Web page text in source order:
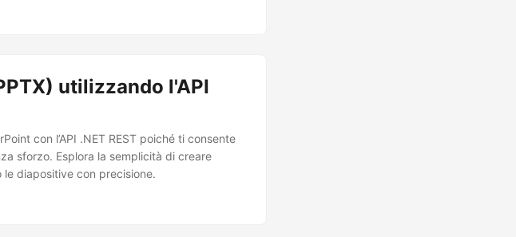
utilizzando l'API
con l’API .NET REST poiché ti consente
sforzo. Esplora la semplicità di creare
diapositive con precisione.